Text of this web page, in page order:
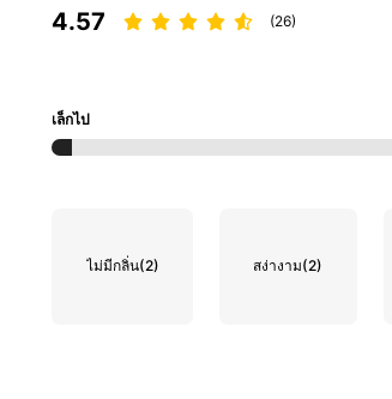
4.57 (26)
เล็กไป
ไม่มีกลิ่น(2) สง่างาม(2)